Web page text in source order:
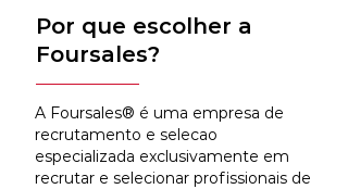
Por que escolher a
Foursales?
A Foursales® é uma empresa de
recrutamento e selecao
especializada exclusivamente em
recrutar e selecionar profissionais de